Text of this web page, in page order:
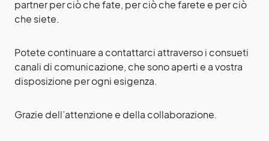
partner per ciò che fate, per ciò che farete e per ciò
che siete.
Potete continuare a contattarci attraverso i consueti
canali di comunicazione, che sono aperti e a vostra
disposizione per ogni esigenza.
Grazie dell’attenzione e della collaborazione.